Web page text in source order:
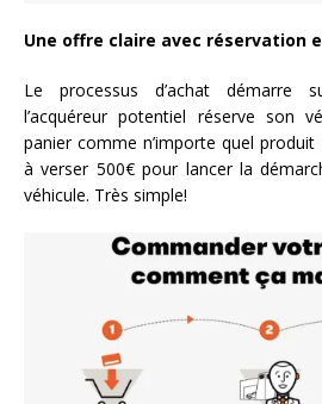
Une offre claire avec réservation
Le processus d’achat démarre
l’acquéreur potentiel réserve son
panier comme n’importe quel produit
à verser 500€ pour lancer la
véhicule. Très simple!